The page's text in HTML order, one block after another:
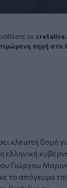
το
πηγή στο
κλειστή δομή
ελληνική
Γιώργου
το απόγευμα